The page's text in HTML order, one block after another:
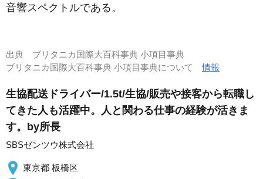
音響スペクトルである。
出典 ブリタニカ国際大百科事典 小項目事典
ブリタニカ国際大百科事典 小項目事典について情報
生協配送ドライバー/1.5t/生協/販売や接客から転職し
てきた人も活躍中。人と関わる仕事の経験が活きま
す。by所長
SBSゼンツウ株式会社
東京都 板橋区